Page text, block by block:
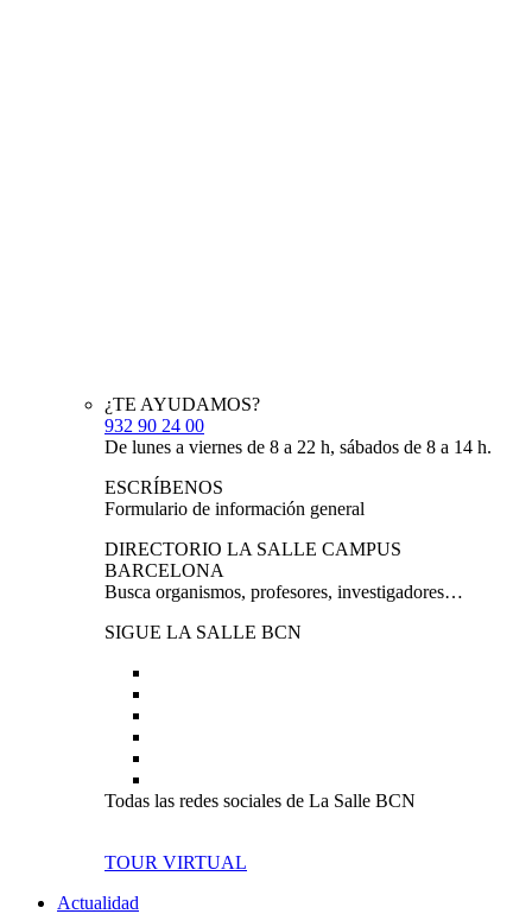
¿TE AYUDAMOS?
932 90 24 00
De lunes a viernes de 8 a 22 h, sábados de 8 a 14 h.
ESCRÍBENOS
Formulario de información general
DIRECTORIO LA SALLE CAMPUS
BARCELONA
Busca organismos, profesores, investigadores…
SIGUE LA SALLE BCN
Todas las redes sociales de La Salle BCN
TOUR VIRTUAL
Actualidad